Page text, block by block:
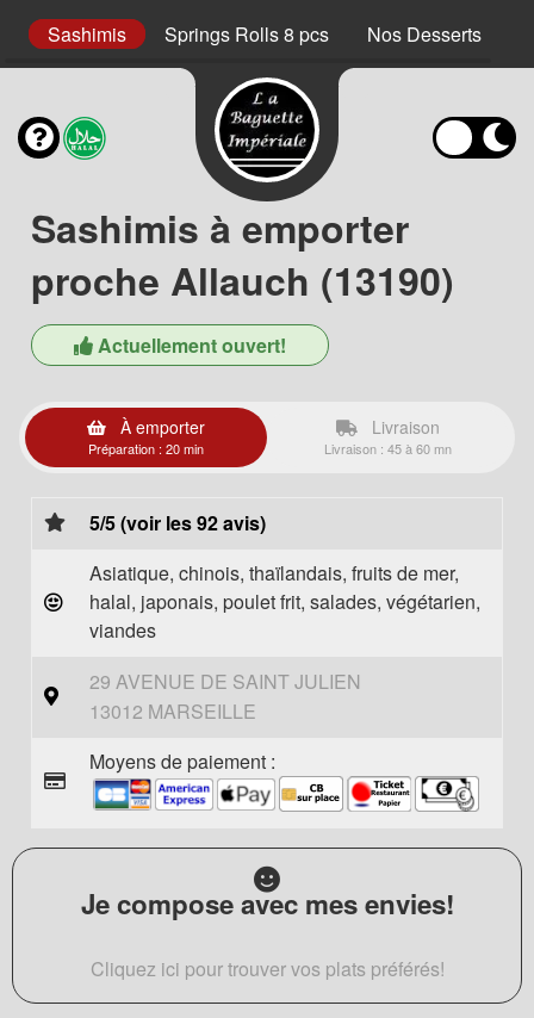
Sashimis Springs Rolls 8 pcs Nos Desserts
Sashimis à emporter
proche Allauch (13190)
Actuellement ouvert!
À emporter
Préparation : 20 min
Livraison
Livraison : 45 à 60 mn
5/5 (voir les 92 avis)
Asiatique, chinois, thaïlandais, fruits de mer,
halal, japonais, poulet frit, salades, végétarien,
viandes
29 AVENUE DE SAINT JULIEN
13012 MARSEILLE
Moyens de paiement :
Je compose avec mes envies!
Cliquez ici pour trouver vos plats préférés!